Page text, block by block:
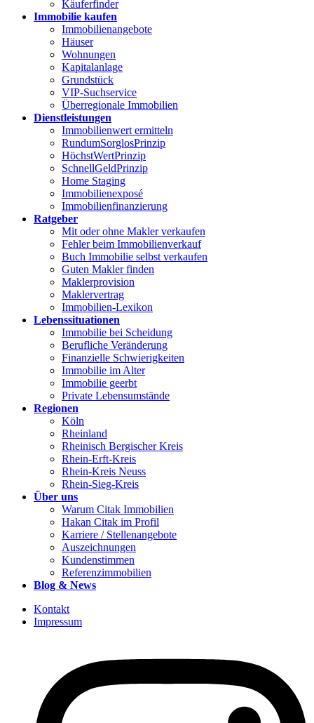
Käuferfinder
Immobilie kaufen
Immobilienangebote
Häuser
Wohnungen
Kapitalanlage
Grundstück
VIP-Suchservice
Überregionale Immobilien
Dienstleistungen
Immobilienwert ermitteln
RundumSorglosPrinzip
HöchstWertPrinzip
SchnellGeldPrinzip
Home Staging
Immobilienexposé
Immobilienfinanzierung
Ratgeber
Mit oder ohne Makler verkaufen
Fehler beim Immobilienverkauf
Buch Immobilie selbst verkaufen
Guten Makler finden
Maklerprovision
Maklervertrag
Immobilien-Lexikon
Lebenssituationen
Immobilie bei Scheidung
Berufliche Veränderung
Finanzielle Schwierigkeiten
Immobilie im Alter
Immobilie geerbt
Private Lebensumstände
Regionen
Köln
Rheinland
Rheinisch Bergischer Kreis
Rhein-Erft-Kreis
Rhein-Kreis Neuss
Rhein-Sieg-Kreis
Über uns
Warum Citak Immobilien
Hakan Citak im Profil
Karriere / Stellenangebote
Auszeichnungen
Kundenstimmen
Referenzimmobilien
Blog & News
Kontakt
Impressum